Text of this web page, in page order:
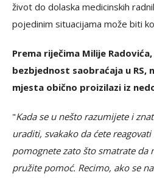
život do dolaska medicinskih
pojedinim situacijama može biti
Prema riječima Milije
bezbjednost saobraćaja u RS,
mjesta obično proizilazi iz
"Kada se u nešto razumijete i
uraditi, svakako da ćete
pomognete zato što smatrate da
pružite pomoć. Recimo, ako se